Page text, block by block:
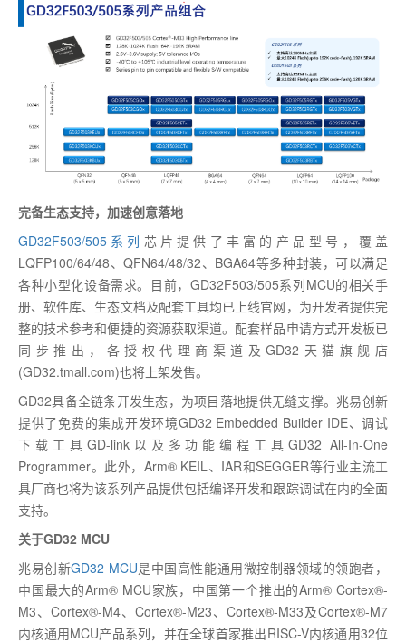
完备生态支持，加速创意落地
GD32F503/505系列 芯片提供了丰富的产品型号，覆盖
LQFP100/64/48、QFN64/48/32、BGA64等多种封装，可以满足
各种小型化设备需求。目前，GD32F503/505系列MCU的相关手
册、软件库、生态文档及配套工具均已上线官网，为开发者提供完
整的技术参考和便捷的资源获取渠道。配套样品申请方式开发板已
同步推出，各授权代理商渠道及GD32天猫旗舰店
(GD32.tmall.com)也将上架发售。
GD32具备全链条开发生态，为项目落地提供无缝支撑。兆易创新
提供了免费的集成开发环境GD32 Embedded Builder IDE、调试
下载工具GD-link以及多功能编程工具GD32 All-In-One
Programmer。此外，Arm® KEIL、IAR和SEGGER等行业主流工
具厂商也将为该系列产品提供包括编译开发和跟踪调试在内的全面
支持。
关于GD32 MCU
兆易创新GD32 MCU是中国高性能通用微控制器领域的领跑者，
中国最大的Arm® MCU家族，中国第一个推出的Arm® Cortex®-
M3、Cortex®-M4、Cortex®-M23、Cortex®-M33及Cortex®-M7
内核通用MCU产品系列，并在全球首家推出RISC-V内核通用32位